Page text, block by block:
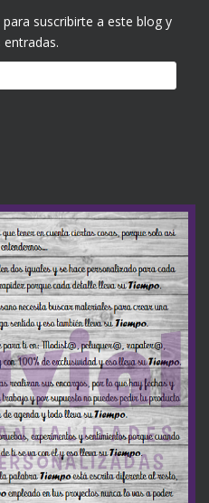
suscribirte a este blog y